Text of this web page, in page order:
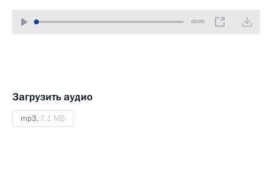
00:00
Загрузить аудио
mp3, 7.1 МБ